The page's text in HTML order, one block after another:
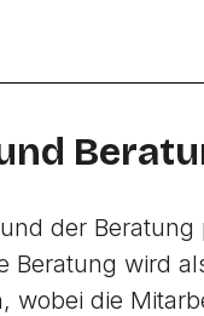
der
Beratung wird
wobei die